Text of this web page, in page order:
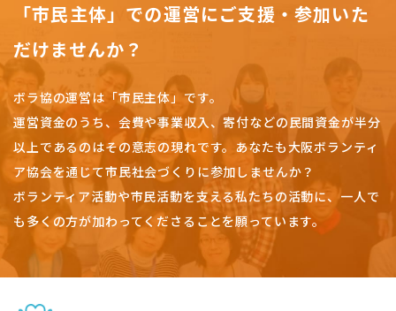
「市民主体」での運営にご支援・参加いた
だけませんか？
ボラ協の運営は「市民主体」です。
運営資金のうち、会費や事業収入、寄付などの民間資金が半分
以上であるのはその意志の現れです。 あなたも大阪ボランティ
ア協会を通じて市民社会づくりに参加しませんか？
ボランティア活動や市民活動を支える私たちの活動に、一人で
も多くの方が加わってくださることを願っています。